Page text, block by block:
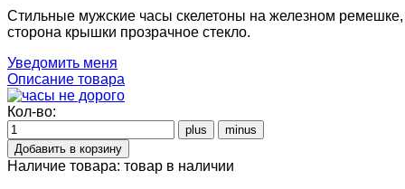
Стильные мужские часы скелетоны на железном
сторона крышки прозрачное стекло.
Уведомить меня
Описание товара
Кол-во:
Наличие товара: товар в наличии